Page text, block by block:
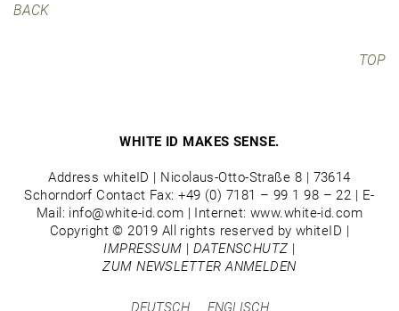
BACK
TOP
WHITE ID MAKES SENSE.
Address whiteID | Nicolaus-Otto-Straße 8 | 73614
Schorndorf Contact Fax: +49 (0) 7181 – 99 1 98 – 22 | E-
Mail: info@white-id.com | Internet: www.white-id.com
Copyright © 2019 All rights reserved by whiteID |
IMPRESSUM | DATENSCHUTZ |
ZUM NEWSLETTER ANMELDEN
DEUTSCH ENGLISCH